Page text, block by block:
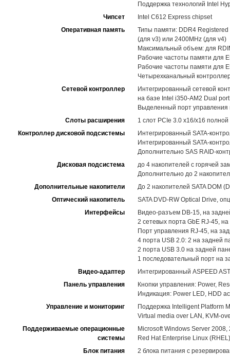
Поддержка технологий Intel
Чипсет
Intel C612 Express chipset
Оперативная память
Типы памяти: DDR4 Registered
(для v3) или 2400MHz (для v4)
Максимальный объем: для
Рабочие частоты памяти для
Рабочие частоты памяти для
Четырехканальный
Сетевой контроллер
Интегрированный сетевой
на базе Intel i350-AM2 Dual
Выделенный порт управления
Слоты расширения
1 слот PCIe 3.0 x16/x16
Контроллер дисковой подсистемы
Интегрированный SATA-
Интегрированный SATA-
Дополнительно SAS RAID-
Дисковая подсистема
до 4 накопителей с горячей
Дополнительно до 2
Дополнительные накопители
До 2 накопителей SATA DOM
Оптический накопитель
SATA DVD-RW Optical Drive,
Интерфейсы
Видео-разъем DB-15, на
2 сетевых порта GbE RJ-45,
Порт управления RJ-45, на
4 порта USB 2.0: 2 на задней
2 порта USB 3.0 на задней
1 последовательный порт на
Видео-адаптер
Интегрированный ASPEED
Панель управления
Кнопки управления: Power,
Индикация: Power LED, HDD
Управление и мониторинг
Поддержка Intelligent Platform
Virtual media over LAN, KVM-
Поддерживаемые операционные
системы
Microsoft Windows Server
Red Hat Enterprise Linux
Блок питания
2 блока питания с